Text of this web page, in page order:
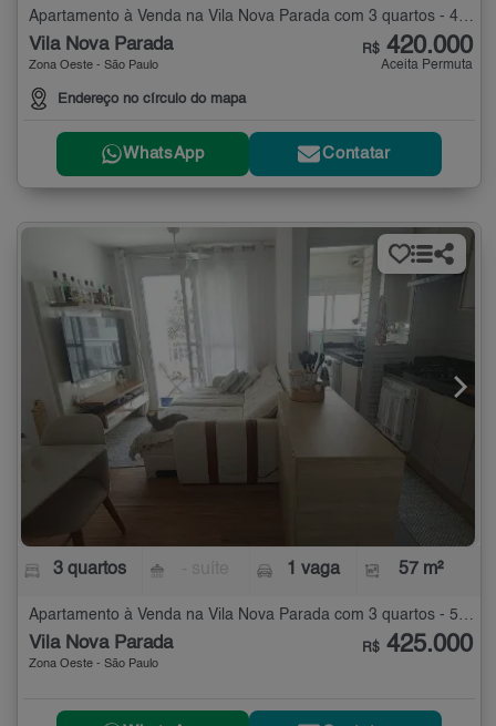
Apartamento à Venda na Vila Nova Parada com 3 quartos - 47 m²
Vila Nova Parada
Zona Oeste - São Paulo
Endereço no círculo do mapa
R$ 420.000
Aceita Permuta
WhatsApp Contatar
3 quartos 1 vaga 57 m²
Vila Nova Parada
Zona Oeste - São Paulo
R$ 425.000